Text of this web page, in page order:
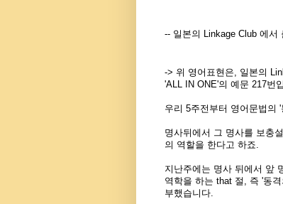
-- 일본의 Linkage Club 에서
-> 위 영어표현은, 일본의
'ALL IN ONE'의 예문 217번
우리 5주전부터 영어문법의
명사뒤에서 그 명사를 보충
의 역할을 한다고 하죠.
지난주에는 명사 뒤에서 앞
역학을 하는 that 절, 즉 '동
부했습니다.